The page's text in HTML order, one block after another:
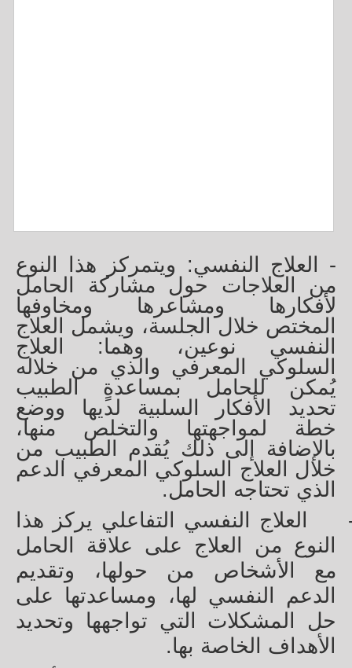
- العلاج النفسي: ويتمركز هذا النوع
من العلاجات حول مشاركة الحامل
لأفكارها ومشاعرها ومخاوفها
المختص خلال الجلسة، ويشمل العلاج
النفسي نوعين، وهما: العلاج
السلوكي المعرفي والذي من خلاله
يُمكن للحامل بمساعدةٍ الطبيب
تحديد الأفكار السلبية لديها ووضع
خطة لمواجهتها والتخلص منها،
بالإضافة إلى ذلك يُقدم الطبيب من
خلال العلاج السلوكي المعرفي الدعم
الذي تحتاجه الحامل.
العلاج النفسي التفاعلي يركز هذا
النوع من العلاج على علاقة الحامل
مع الأشخاص من حولها، وتقديم
الدعم النفسي لها، ومساعدتها على
حل المشكلات التي تواجهها وتحديد
الأهداف الخاصة بها.